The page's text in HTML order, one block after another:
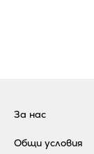
За нас
Общи условия